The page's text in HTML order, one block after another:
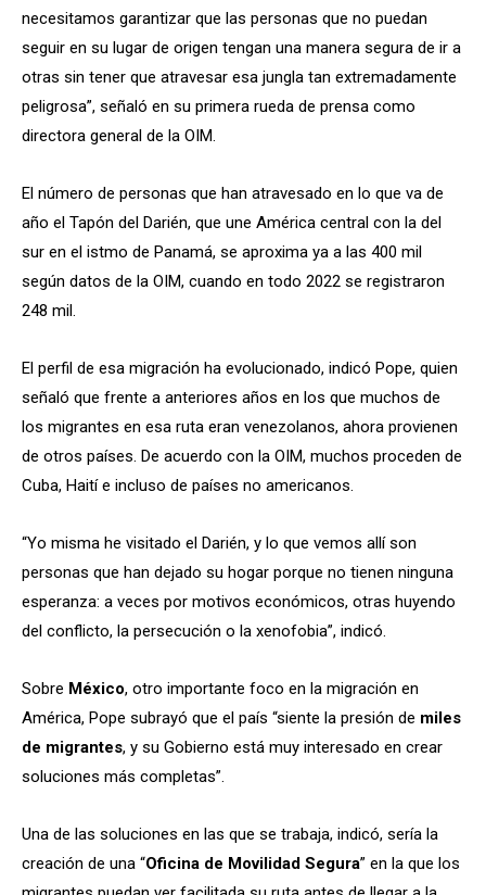
necesitamos garantizar que las personas que no puedan
seguir en su lugar de origen tengan una manera segura de ir a
otras sin tener que atravesar esa jungla tan extremadamente
peligrosa”, señaló en su primera rueda de prensa como
directora general de la OIM.
El número de personas que han atravesado en lo que va de
año el Tapón del Darién, que une América central con la del
sur en el istmo de Panamá, se aproxima ya a las 400 mil
según datos de la OIM, cuando en todo 2022 se registraron
248 mil.
El perfil de esa migración ha evolucionado, indicó Pope, quien
señaló que frente a anteriores años en los que muchos de
los migrantes en esa ruta eran venezolanos, ahora provienen
de otros países. De acuerdo con la OIM, muchos proceden de
Cuba, Haití e incluso de países no americanos.
“Yo misma he visitado el Darién, y lo que vemos allí son
personas que han dejado su hogar porque no tienen ninguna
esperanza: a veces por motivos económicos, otras huyendo
del conflicto, la persecución o la xenofobia”, indicó.
Sobre México, otro importante foco en la migración en
América, Pope subrayó que el país “siente la presión de miles
de migrantes, y su Gobierno está muy interesado en crear
soluciones más completas”.
Una de las soluciones en las que se trabaja, indicó, sería la
creación de una “Oficina de Movilidad Segura” en la que los